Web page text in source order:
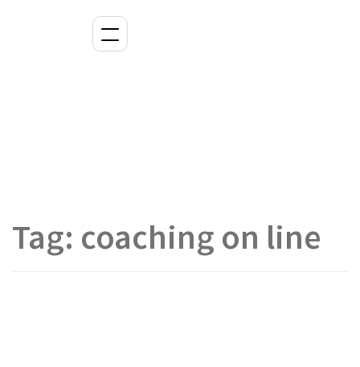
Tag: coaching on line